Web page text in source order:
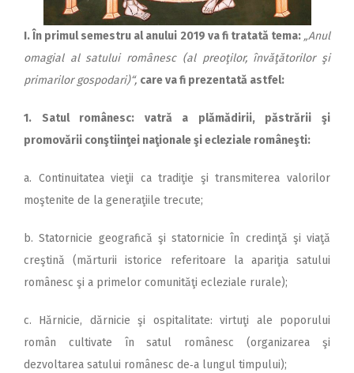
I. În primul semestru al anului 2019 va fi tratată tema: „Anul
omagial al satului românesc (al preoţilor, învăţătorilor şi
primarilor gospodari)“, care va fi prezentată astfel:
1. Satul românesc: vatră a plămădirii, păstrării şi
promovării conştiinţei naţionale şi ecleziale româneşti:
a. Continuitatea vieţii ca tradiţie şi transmiterea valorilor
moştenite de la generaţiile trecute;
b. Statornicie geografică şi statornicie în credinţă şi viaţă
creştină (mărturii istorice referitoare la apariţia satului
românesc şi a primelor comunităţi ecleziale rurale);
c. Hărnicie, dărnicie şi ospitalitate: virtuţi ale poporului
român cultivate în satul românesc (organizarea şi
dezvoltarea satului românesc de‑a lungul timpului);